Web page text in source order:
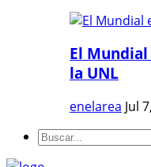
El
la UNL
enelarea Jul